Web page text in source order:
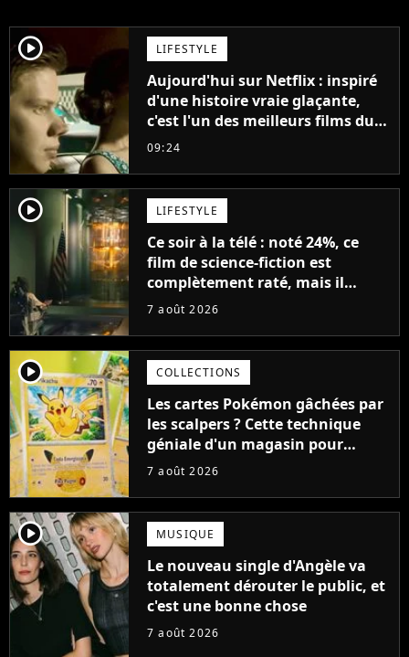
player2 LIFESTYLE
Aujourd'hui sur Netflix : inspiré
d'une histoire vraie glaçante,
c'est l'un des meilleurs films du
21ème siècle
09:24
player2 LIFESTYLE
Ce soir à la télé : noté 24%, ce
film de science-fiction est
complètement raté, mais il
aurait pu être encore pire à
7 août 2026
player2 COLLECTIONS
Les cartes Pokémon gâchées par
les scalpers ? Cette technique
géniale d'un magasin pour
ruiner les revendeurs
7 août 2026
player2 MUSIQUE
Le nouveau single d'Angèle va
totalement dérouter le public, et
c'est une bonne chose
7 août 2026